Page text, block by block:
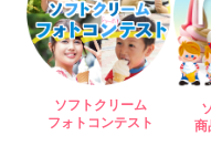
ソフトクリーム
フォトコンテスト
商